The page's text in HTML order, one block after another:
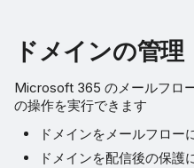
ドメインの管理
Microsoft 365 のメールフロ
の操作を実行できます
ドメインをメールフロー
ドメインを配信後の保護